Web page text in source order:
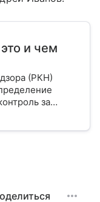
и чем
(РКН)
за
главный
для каждого